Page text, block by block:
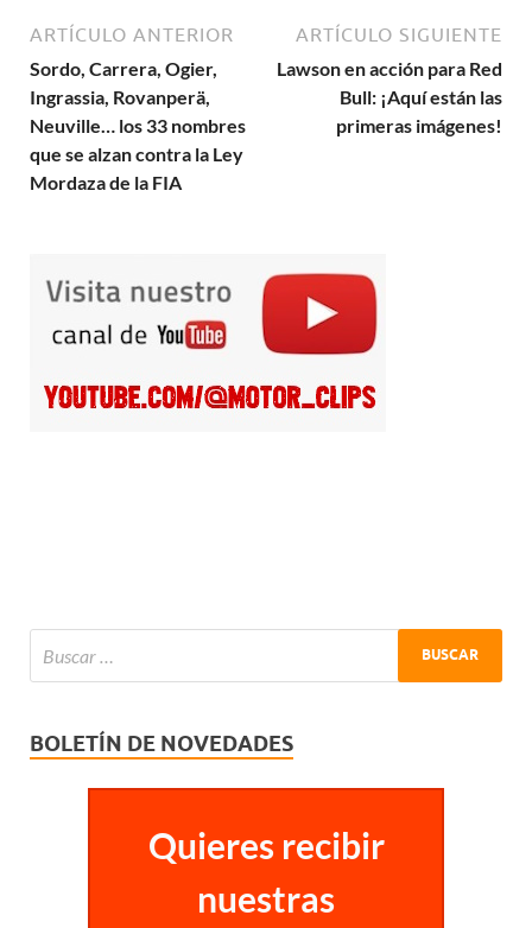
ARTÍCULO ANTERIOR
Sordo, Carrera, Ogier,
Ingrassia, Rovanperä,
Neuville… los 33 nombres
que se alzan contra la Ley
Mordaza de la FIA
ARTÍCULO SIGUIENTE
Lawson en acción para Red
Bull: ¡Aquí están las
primeras imágenes!
BOLETÍN DE NOVEDADES
Quieres recibir
nuestras